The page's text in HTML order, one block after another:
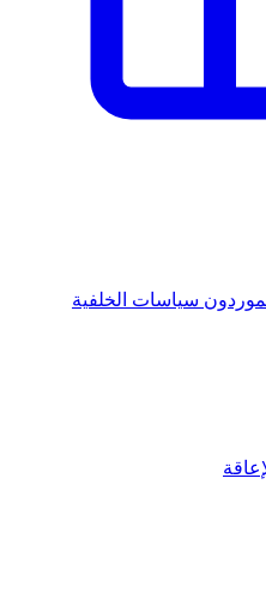
سياسات الخلفية